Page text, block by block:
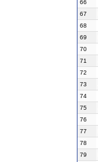
66
67
68
69
70
71
72
73
74
75
76
77
78
79